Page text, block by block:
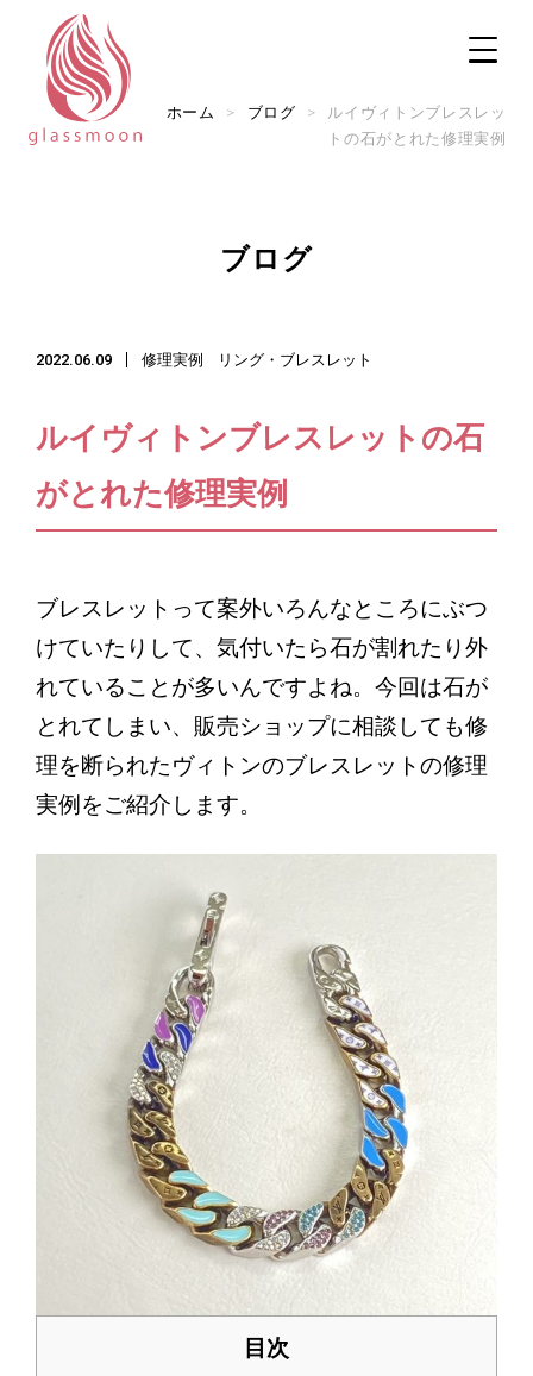
修理実例
実店舗のご案内
ご利用ガイド
最新情報
ブログ
プライバシーポリシー
ホーム > ブログ >
ルイヴィトンブレスレッ
トの石がとれた修理実例
ブログ
2022.06.09 修理実例 リング・ブレスレット
ルイヴィトンブレスレットの石
がとれた修理実例
ブレスレットって案外いろんなところにぶつ
けていたりして、気付いたら石が割れたり外
れていることが多いんですよね。今回は石が
とれてしまい、販売ショップに相談しても修
理を断られたヴィトンのブレスレットの修理
実例をご紹介します。
目次